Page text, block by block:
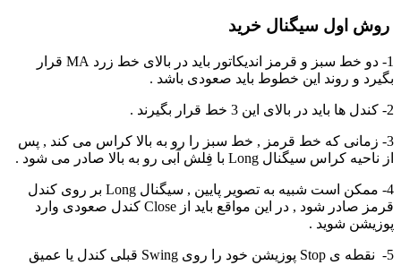
روش اول سیگنال خرید
1- دو خط سبز و قرمز اندیکاتور باید در بالای خط زرد MA قرار
بگیرد و روند این خطوط باید صعودی باشد .
2- کندل ها باید در بالای این 3 خط قرار بگیرند .
3- زمانی که خط قرمز , خط سبز را رو به بالا کراس می کند , پس
از ناحیه کراس سیگنال Long با فِلش آبی رو به بالا صادر می شود .
4- ممکن است شبیه به تصویر پایین , سیگنال Long بر روی کندل
قرمز صادر شود , در این مواقع باید از Close کندل صعودی وارد
پوزیشن شوید .
5- نقطه ی Stop پوزیشن خود را روی Swing قبلی کندل یا عمیق